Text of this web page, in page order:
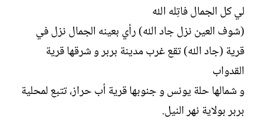
لي كل الجمال فاتِله الله
(شوف العين نزل جاد الله) رأي بعينه الجمال نزل في
قرية (جاد الله) تقع غرب مدينة بربر و شرقها قرية
القدواب
و شمالها حلة يونس و جنوبها قرية أب حراز، تتبع لمحلية
بربر بولاية نهر النيل.